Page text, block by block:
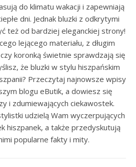
do klimatu wakacji i zapewniają
dni. Jednak bluzki z odkrytymi
też od bardziej eleganckiej strony!
lejącego materiału, z długim
koronką świetnie sprawdzają się
że bluzki w stylu hiszpańskim
Przeczytaj najnowsze wpisy
blogu eButik, a dowiesz się
i zdumiewających ciekawostek.
udzielą Wam wyczerpujących
hiszpanek, a także przedyskutują
popularne fakty i mity.